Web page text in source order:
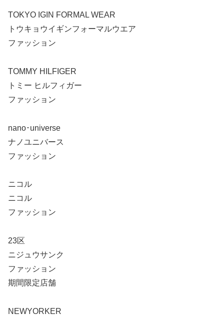
TOKYO IGIN FORMAL WEAR
トウキョウイギンフォーマルウエア
ファッション
TOMMY HILFIGER
トミー ヒルフィガー
ファッション
nano･universe
ナノユニバース
ファッション
ニコル
ニコル
ファッション
23区
ニジュウサンク
ファッション
期間限定店舗
NEWYORKER